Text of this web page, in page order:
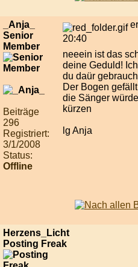
_Anja_
Senior
Member
Beiträge
296
Registriert:
3/1/2008
Status:
Offline
20:40
neeein ist das
deine Geduld!
du daür
Der Bogen
die Sänger
kürzen
lg Anja
Herzens_Licht
Posting Freak